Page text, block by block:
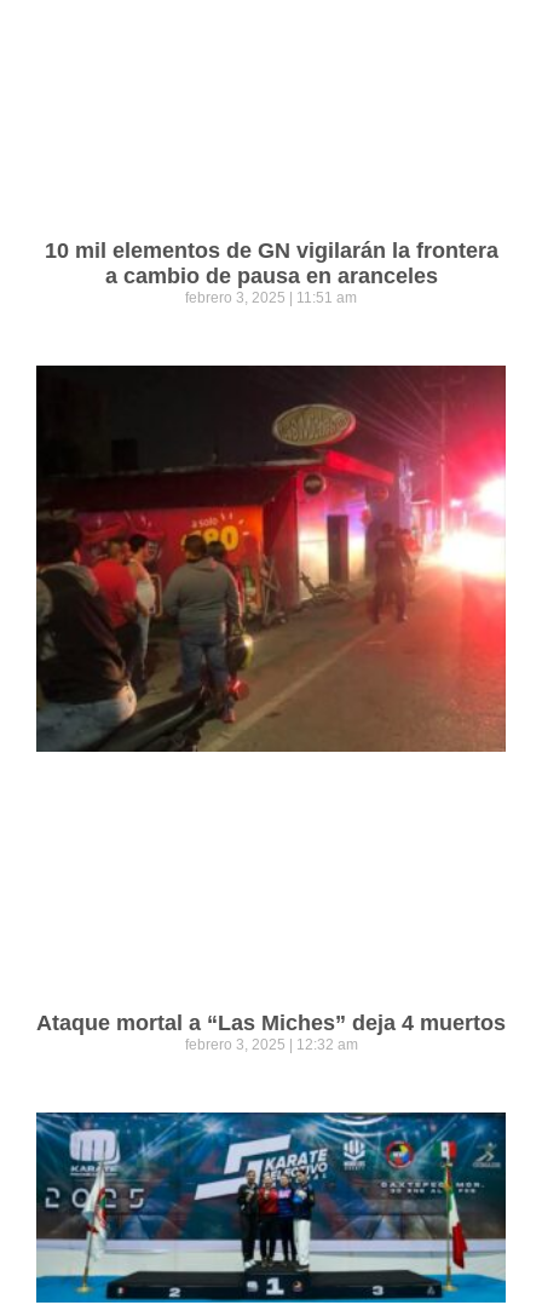
10 mil elementos de GN vigilarán la frontera
a cambio de pausa en aranceles
febrero 3, 2025 11:51 am
Ataque mortal a “Las Miches” deja 4 muertos
febrero 3, 2025 12:32 am